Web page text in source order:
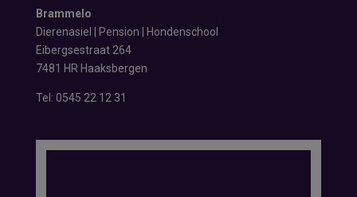
Brammelo
Dierenasiel | Pension | Hondenschool
Eibergsestraat 264
7481 HR Haaksbergen
Tel: 0545 22 12 31